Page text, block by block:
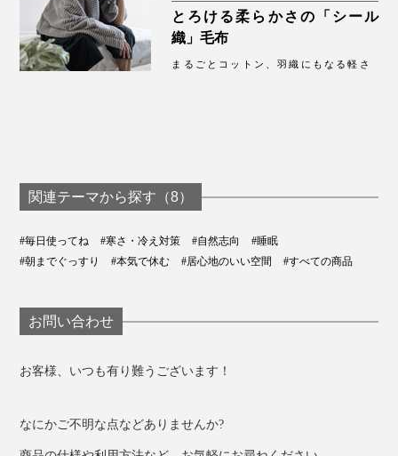
とろける柔らかさの「シール
織」毛布
まるごとコットン、羽織にもなる軽さ
関連テーマから探す（8）
#毎日使ってね #寒さ・冷え対策 #自然志向
#睡眠
#朝までぐっすり
#本気で休む #居心地のいい空間 #すべての商品
お問い合わせ
お客様、いつも有り難うございます！
なにかご不明な点などありませんか?